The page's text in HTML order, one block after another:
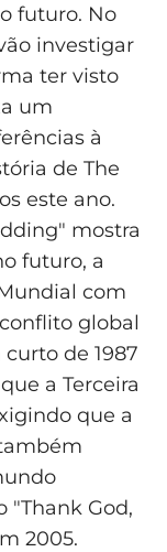
futuro. No
investigar
ter visto
um
à
de The
este ano.
mostra
futuro, a
com
global
de 1987
a Terceira
que a
"Thank God,
2005.